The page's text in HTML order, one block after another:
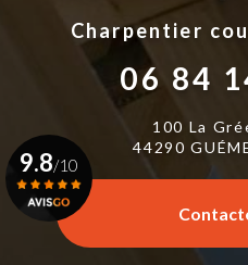
Charpentier
06 84
100 La
44290
9.8/10
Voir le certificat